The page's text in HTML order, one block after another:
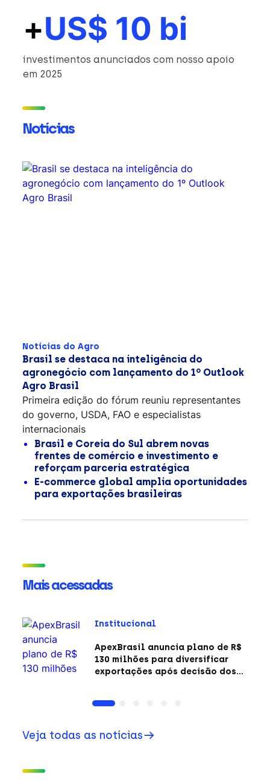
+US$ 10 bi
investimentos anunciados com nosso apoio
em 2025
Notícias
Notícias do Agro
Brasil se destaca na inteligência do
agronegócio com lançamento do 1º Outlook
Agro Brasil
Primeira edição do fórum reuniu representantes
do governo, USDA, FAO e especialistas
internacionais
Brasil e Coreia do Sul abrem novas
frentes de comércio e investimento e
reforçam parceria estratégica
E-commerce global amplia oportunidades
para exportações brasileiras
Mais acessadas
Institucional
ApexBrasil anuncia plano de R$
130 milhões para diversificar
exportações após decisão dos
Veja todas as notícias